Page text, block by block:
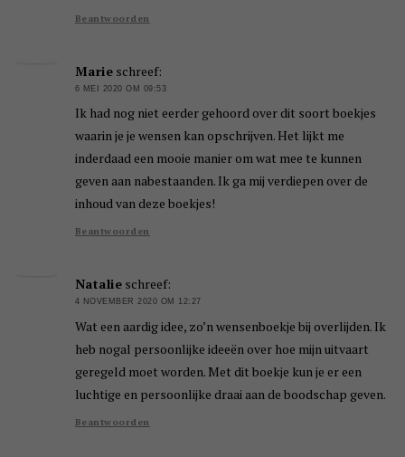
Beantwoorden
Marie schreef:
6 MEI 2020 OM 09:53
Ik had nog niet eerder gehoord over dit soort boekjes
waarin je je wensen kan opschrijven. Het lijkt me
inderdaad een mooie manier om wat mee te kunnen
geven aan nabestaanden. Ik ga mij verdiepen over de
inhoud van deze boekjes!
Beantwoorden
Natalie schreef:
4 NOVEMBER 2020 OM 12:27
Wat een aardig idee, zo’n wensenboekje bij overlijden. Ik
heb nogal persoonlijke ideeën over hoe mijn uitvaart
geregeld moet worden. Met dit boekje kun je er een
luchtige en persoonlijke draai aan de boodschap geven.
Beantwoorden